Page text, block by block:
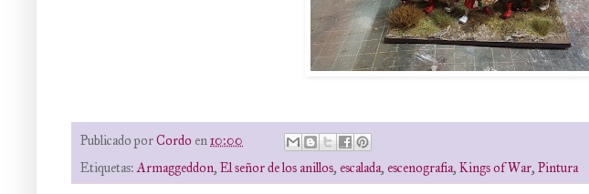
Publicado porCordo en10:00
Etiquetas:Armaggeddon, El señor de los anillos, escalada, escenografia, Kings of War, Pintura